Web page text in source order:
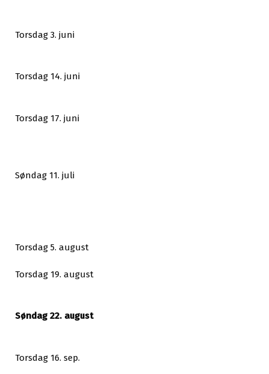
Torsdag 3. juni
Torsdag 14. juni
Torsdag 17. juni
Søndag 11. juli
Torsdag 5. august
Torsdag 19. august
Søndag 22. august
Torsdag 16. sep.